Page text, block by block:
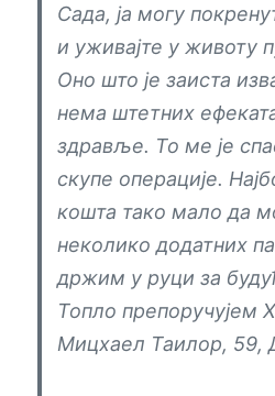
Сада, ја могу
и уживајте у животу
Оно што је заиста
нема штетних
здравље. То ме је
скупе операције.
кошта тако мало да
неколико додатних
држим у руци за
Топло препоручујем
Мицхаел Таилор, 59,